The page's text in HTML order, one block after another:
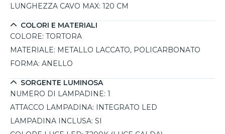
prezzo.
LUNGHEZZA CAVO MAX: 120 CM
COLORI E MATERIALI
COLORE: TORTORA
MATERIALE: METALLO LACCATO, POLICARBONATO
FORMA: ANELLO
SORGENTE LUMINOSA
NUMERO DI LAMPADINE: 1
ATTACCO LAMPADINA:
INTEGRATO LED
LAMPADINA INCLUSA: SI